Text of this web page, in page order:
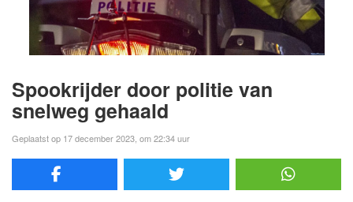
Spookrijder door politie van
snelweg gehaald
Geplaatst op 17 december 2023, om 22:34 uur